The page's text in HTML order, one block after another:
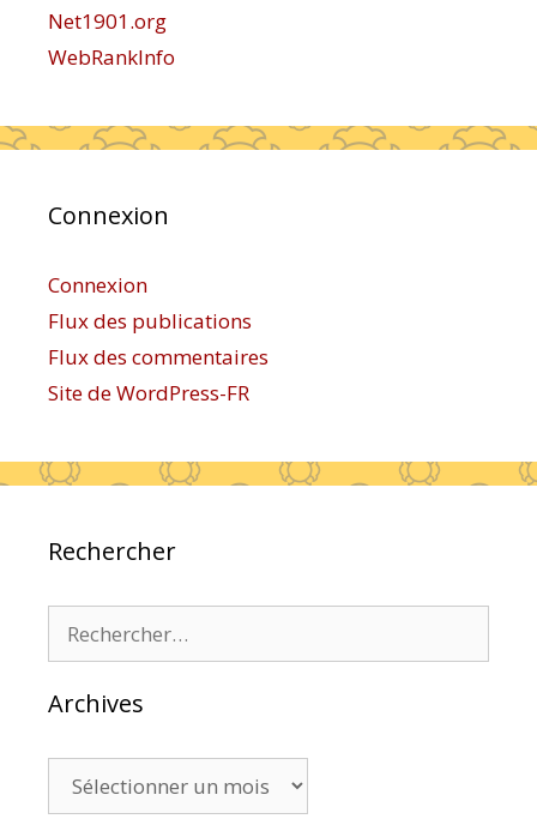
Net1901.org
WebRankInfo
Connexion
Connexion
Flux des publications
Flux des commentaires
Site de WordPress-FR
Rechercher
Archives